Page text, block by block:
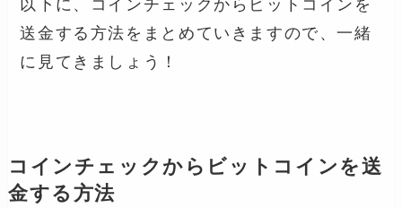
以下に、コインチェックからビットコインを
送金する方法をまとめていきますので、一緒
に見てきましょう！
コインチェックからビットコインを送
金する方法